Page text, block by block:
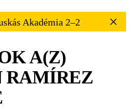
Akadémia 2–2
A(Z)
RAMÍREZ